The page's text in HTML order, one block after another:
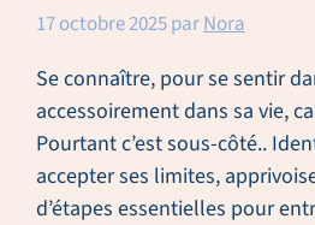
17 octobre 2025parNora
Se connaître, pour se sentir
accessoirement dans sa vie,
Pourtant c’est sous-côté..
accepter ses limites,
d’étapes essentielles pour